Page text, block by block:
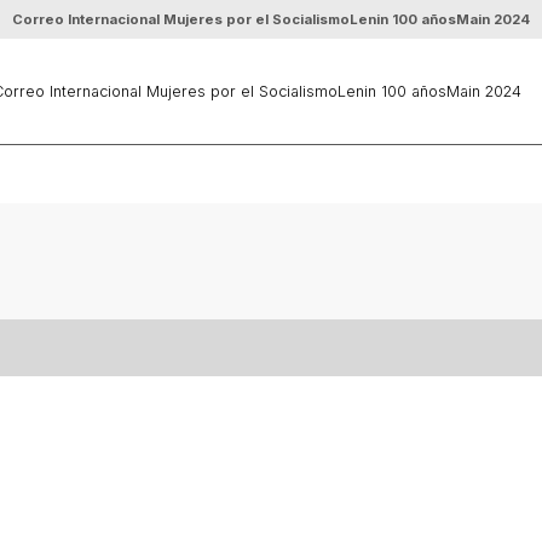
Correo Internacional Mujeres por el SocialismoLenin 100 añosMain 2024
Internacional Mujeres por el SocialismoLenin 100 añosMain 2024